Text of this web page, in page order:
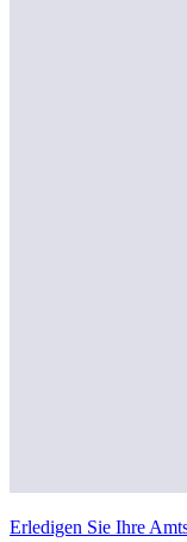
Erledigen Sie Ihre